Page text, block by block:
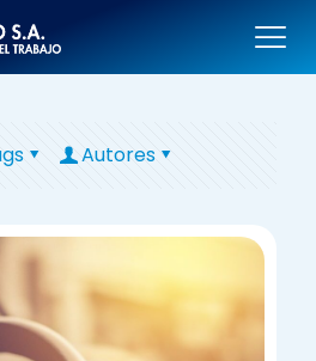
Autores